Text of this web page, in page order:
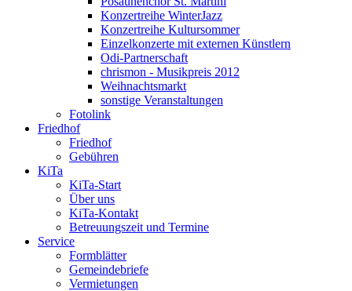
Konzertreihe WinterJazz
Konzertreihe Kultursommer
Einzelkonzerte mit externen Künstlern
Odi-Partnerschaft
chrismon - Musikpreis 2012
Weihnachtsmarkt
sonstige Veranstaltungen
Fotolink
Friedhof
Friedhof
Gebühren
KiTa
KiTa-Start
Über uns
KiTa-Kontakt
Betreuungszeit und Termine
Service
Formblätter
Gemeindebriefe
Vermietungen